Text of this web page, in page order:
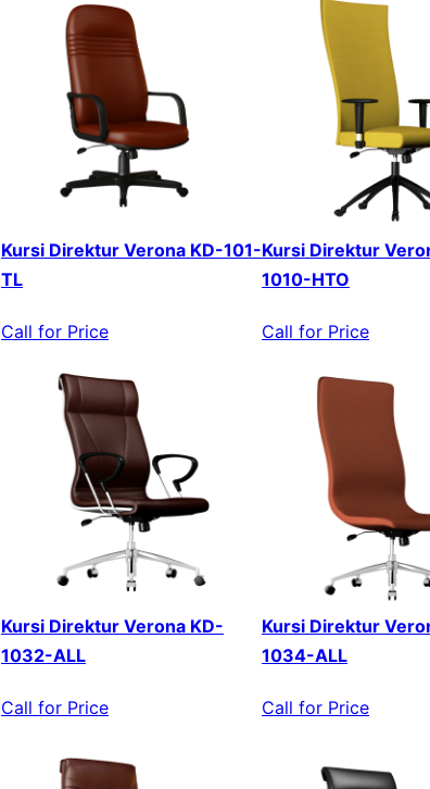
Kursi Direktur Verona KD-101-
TL
Call for Price
Kursi Direktur
1010-HTO
Call for Price
Kursi Direktur Verona KD-
1032-ALL
Call for Price
Kursi Direktur
1034-ALL
Call for Price